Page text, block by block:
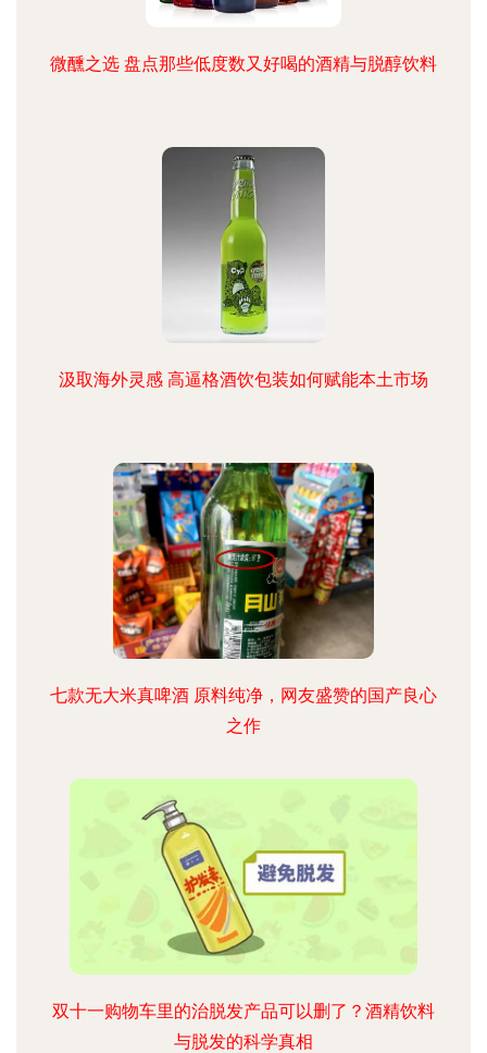
微醺之选 盘点那些低度数又好喝的酒精与脱醇饮料
汲取海外灵感 高逼格酒饮包装如何赋能本土市场
七款无大米真啤酒 原料纯净，网友盛赞的国产良心
之作
双十一购物车里的治脱发产品可以删了？酒精饮料
与脱发的科学真相